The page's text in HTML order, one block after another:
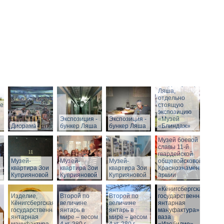
Диорама
Экспозиция -
бункер Ляша
Экспозиция -
бункер Ляша
Ляша,
отдельно
стоящую
экспозицию
«Музей
«Блиндаж»
Музей-
квартира Зои
Куприяновой
Музей-
квартира Зои
Куприяновой
Музей-
квартира Зои
Куприяновой
Музей боевой
славы 11-й
гвардейской
общевойсковой
Краснознаменной
армии
Изделие,
Кёнигсбергская
государственная
янтарная
Второй по
величине
янтарь в
мире – весом
Второй по
величине
янтарь в
мире – весом
«Кёнигсбергская
государственная
янтарная
мануфактура» -
ваза
Историческое
здание музея
-
Штадтхалле.